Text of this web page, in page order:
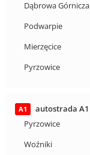
Dąbrowa Górnicza
Podwarpie
Mierzęcice
Pyrzowice
A1
autostrada A1
Pyrzowice
Woźniki